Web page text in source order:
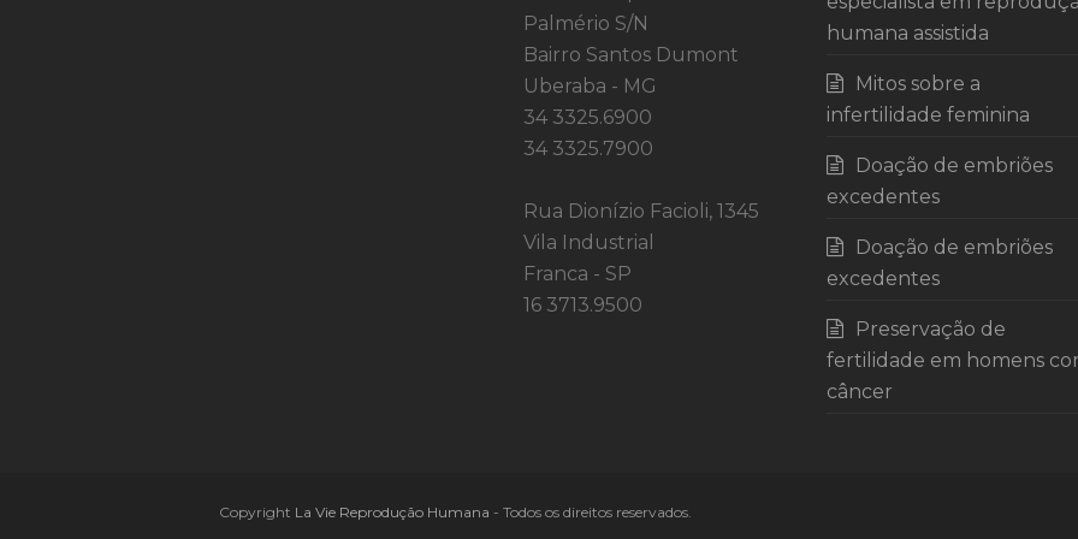
Palmério S/N
Bairro Santos Dumont
Uberaba - MG
34 3325.6900
34 3325.7900
Rua Dionízio Facioli, 1345
Vila Industrial
Franca - SP
16 3713.9500
humana assistida
Mitos sobre a
infertilidade feminina
Doação de embriões
excedentes
Doação de embriões
excedentes
Preservação de
fertilidade em homens
câncer
Copyright La Vie Reprodução Humana - Todos os direitos reservados.